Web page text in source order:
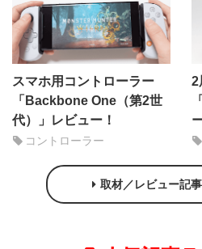
スマホ用コントローラー
「Backbone One（第2世
代）」レビュー！
コントローラー
2
取材／レビュー記